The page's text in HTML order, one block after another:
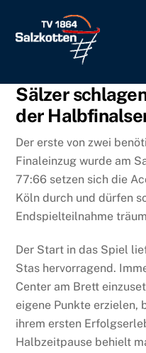
content
Sälzer
der
Der erste von zwei
Finaleinzug wurde am
77:66 setzen sich die
Köln durch und dürfen
Endspielteilnahme
Der Start in das Spiel
Stas hervorragend.
Center am Brett
eigene Punkte erzielen,
ihrem ersten
Halbzeitpause behielt